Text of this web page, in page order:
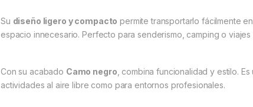
Su diseño ligero y compacto permite transportarlo fácilmente
espacio innecesario. Perfecto para senderismo, camping o viajes
Con su acabado Camo negro , combina funcionalidad y estilo.
actividades al aire libre como para entornos profesionales.